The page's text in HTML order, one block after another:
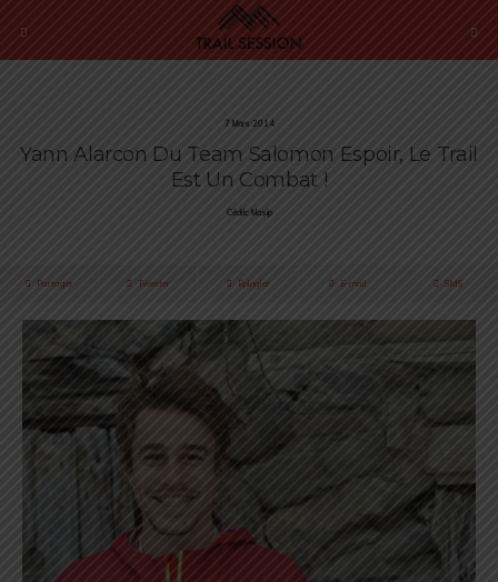
7 Mars 2014
Yann Alarcon Du Team Salomon Espoir, Le Trail
Est Un Combat !
Cédric Masip
Partager Tweeter Épingler E-mail SMS